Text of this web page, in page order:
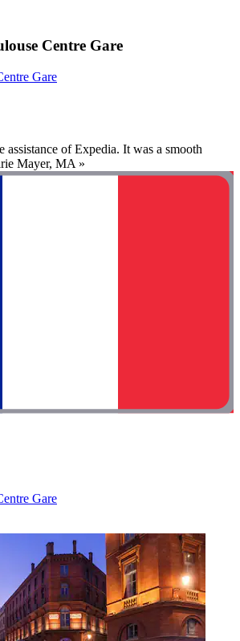
Centre Gare
Gare
assistance of Expedia. It was a smooth
Mayer, MA »
Gare